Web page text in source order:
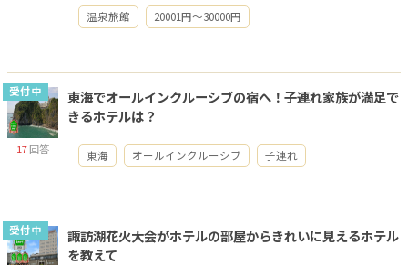
温泉旅館 20001円～30000円
受付中
17回答
東海でオールインクルーシブの宿へ！子連れ家族が満足で
きるホテルは？
東海 オールインクルーシブ 子連れ
受付中
諏訪湖花火大会がホテルの部屋からきれいに見えるホテル
を教えて